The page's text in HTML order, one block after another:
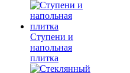
Ступени и
напольная
плитка